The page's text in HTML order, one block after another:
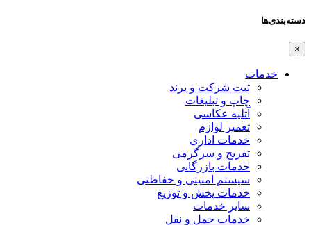
دسته‌بندی‌ها
×
خدمات
ثبت شرکت و برند
چاپ و تبلیغات
آتلیه عکاسی
تعمیر لوازم
خدمات اداری
تفریح و سرگرمی
خدمات بازرگانی
سیستم امنیتی و حفاظتی
خدمات پخش و توزیع
سایر خدمات
خدمات حمل و نقل